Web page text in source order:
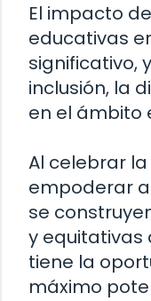
El impacto
educativas
significativo,
inclusión, la
en el ámbito
Al celebrar
empoderar
se
y equitativas
tiene la
máximo